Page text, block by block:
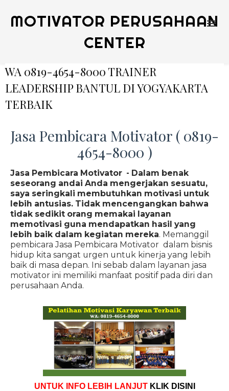
MOTIVATOR PERUSAHAAN
CENTER
WA 0819-4654-8000 TRAINER
LEADERSHIP BANTUL DI YOGYAKARTA
TERBAIK
Jasa Pembicara Motivator ( 0819-
4654-8000 )
Jasa Pembicara Motivator - Dalam benak
seseorang andai Anda mengerjakan sesuatu,
saya seringkali membutuhkan motivasi untuk
lebih antusias. Tidak mencengangkan bahwa
tidak sedikit orang memakai layanan
memotivasi guna mendapatkan hasil yang
lebih baik dalam kegiatan mereka. Memanggil
pembicara Jasa Pembicara Motivator dalam bisnis
hidup kita sangat urgen untuk kinerja yang lebih
baik di masa depan. Ini sebab dalam layanan jasa
motivator ini memiliki manfaat positif pada diri dan
perusahaan Anda.
UNTUK INFO LEBIH LANJUT KLIK DISINI